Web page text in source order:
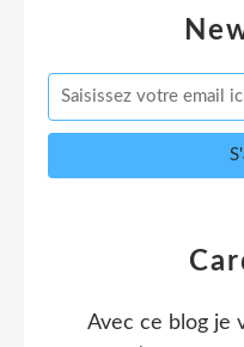
Avec ce blog je